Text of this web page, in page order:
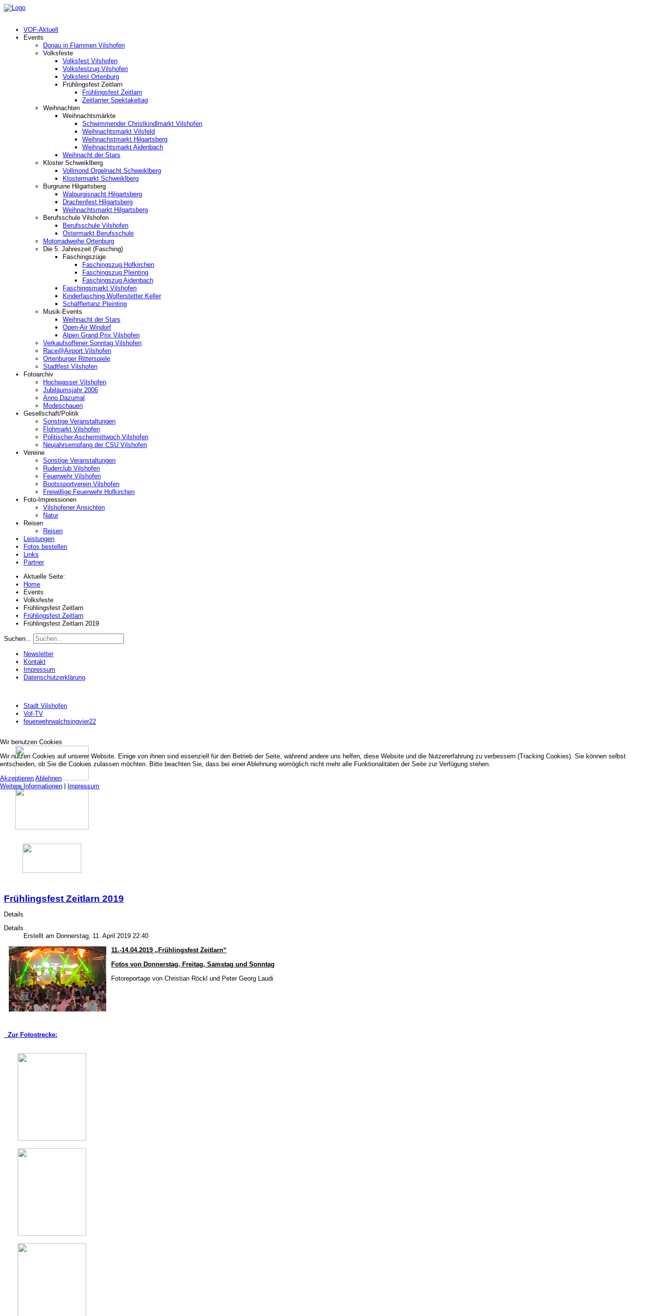
VOF-Aktuell
Events
Donau in Flammen Vilshofen
Volksfeste
Volksfest Vilshofen
Volksfestzug Vilshofen
Volksfest Ortenburg
Frühlingsfest Zeitlarn
Frühlingsfest Zeitlarn
Zeitlarner Spektakeltag
Weihnachten
Weihnachtsmärkte
Schwimmender Christkindlmarkt Vilshofen
Weihnachtsmarkt Vilsfeld
Weihnachstmarkt Hilgartsberg
Weihnachtsmarkt Aidenbach
Weihnacht der Stars
Kloster Schweiklberg
Vollmond Orgelnacht Schweiklberg
Klostermarkt Schweiklberg
Burgruine Hilgartsberg
Walpurgisnacht Hilgartsberg
Drachenfest Hilgartsberg
Weihnachtsmarkt Hilgartsberg
Berufsschule Vilshofen
Berufsschule Vilshofen
Ostermarkt Berufsschule
Motorradweihe Ortenburg
Die 5. Jahreszeit (Fasching)
Faschingszüge
Faschingszug Hofkirchen
Faschingszug Pleinting
Faschingszug Aidenbach
Faschingsmarkt Vilshofen
Kinderfasching Wolferstetter Keller
Schäfflertanz Pleinting
Musik-Events
Weihnacht der Stars
Open-Air Windorf
Alpen Grand Prix Vilshofen
Verkaufsoffener Sonntag Vilshofen
Race@Airport Vilshofen
Ortenburger Ritterspiele
Stadtfest Vilshofen
Fotoarchiv
Hochwasser Vilshofen
Jubiläumsjahr 2006
Anno Dazumal
Modeschauen
Gesellschaft/Politik
Sonstige Veranstaltungen
Flohmarkt Vilshofen
Politischer Aschermittwoch Vilshofen
Neujahrsempfang der CSU Vilshofen
Vereine
Sonstige Veranstaltungen
Ruderclub Vilshofen
Feuerwehr Vilshofen
Bootssportverein Vilshofen
Freiwillige Feuerwehr Hofkirchen
Foto-Impressionen
Vilshofener Ansichten
Natur
Reisen
Reisen
Leistungen
Fotos bestellen
Links
Partner
Aktuelle Seite:
Home
Events
Volksfeste
Frühlingsfest Zeitlarn
Frühlingsfest Zeitlarn
Frühlingsfest Zeitlarn 2019
Suchen...
Newsletter
Kontakt
Impressum
Datenschutzerklärung
Stadt Vilshofen
Vof-TV
feuerwehrwalchsingvier22
Frühlingsfest Zeitlarn 2019
Details
Details
Erstellt am Donnerstag, 11. April 2019 22:40
11.-14.04.2019 „Frühlingsfest Zeitlarn“
Fotos von Donnerstag, Freitag, Samstag und Sonntag
Fotoreportage von Christian Röckl und Peter Georg Laudi
Zur Fotostrecke:
Wir benutzen Cookies
Wir nutzen Cookies auf unserer Website. Einige von ihnen sind essenziell für den Betrieb der Seite, während andere uns helfen, diese Website und die Nutzererfahrung zu verbessern (Tracking Cookies). Sie können selbst
entscheiden, ob Sie die Cookies zulassen möchten. Bitte beachten Sie, dass bei einer Ablehnung womöglich nicht mehr alle Funktionalitäten der Seite zur Verfügung stehen.
Akzeptieren Ablehnen
Weitere Informationen|Impressum